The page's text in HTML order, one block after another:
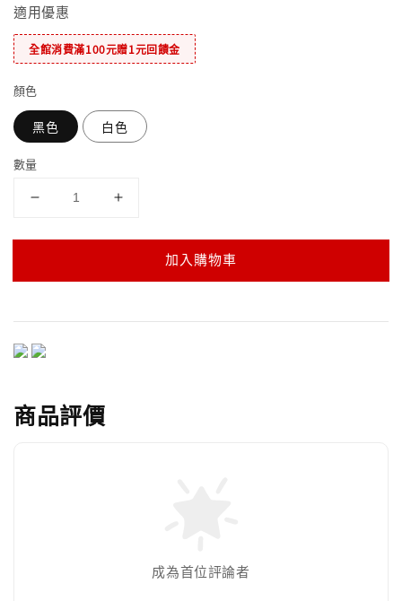
適用優惠
全館消費滿100元贈1元回饋金
顏色
黑色 白色
數量
加入購物車
商品評價
成為首位評論者